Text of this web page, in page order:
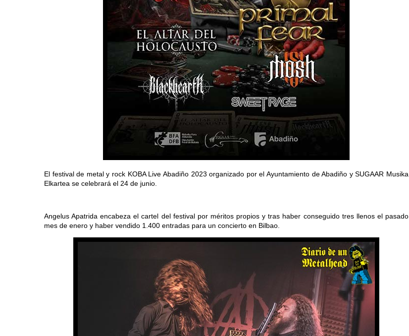
El festival de metal y rock KOBA Live Abadiño 2023 organizado por el Ayuntamiento de Abadiño y SUGAAR Musika
Elkartea se celebrará el 24 de junio.
Angelus Apatrida encabeza el cartel del festival por méritos propios y tras haber conseguido tres llenos el pasado
mes de enero y haber vendido 1.400 entradas para un concierto en Bilbao.